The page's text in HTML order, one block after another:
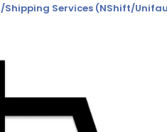
Shipping Services (NShift/